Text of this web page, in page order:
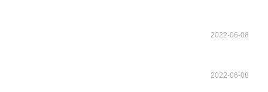
2022-06-08
2022-06-08